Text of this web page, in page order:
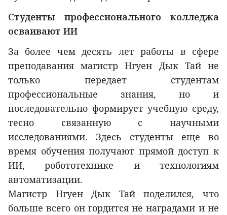
Студенты профессионального колледжа
осваивают ИИ
За более чем десять лет работы в сфере
преподавания магистр Нгуен Дык Тай не
только передает студентам
профессиональные знания, но и
последовательно формирует учебную среду,
тесно связанную с научными
исследованиями. Здесь студенты еще во
время обучения получают прямой доступ к
ИИ, робототехнике и технологиям
автоматизации.
Магистр Нгуен Дык Тай поделился, что
больше всего он гордится не наградами и не